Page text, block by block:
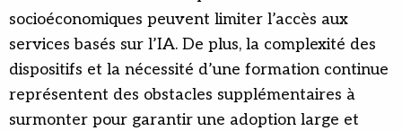
socioéconomiques peuvent limiter l’accès aux
services basés sur l’IA. De plus, la complexité des
dispositifs et la nécessité d’une formation continue
représentent des obstacles supplémentaires à
surmonter pour garantir une adoption large et